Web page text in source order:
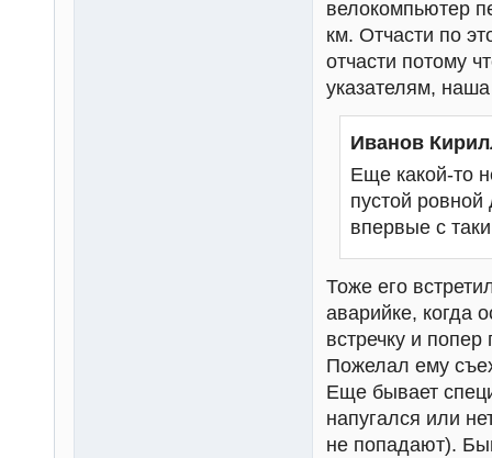
велокомпьютер
км. Отчасти по
отчасти потому
указателям,
Иванов
Еще какой-то
пустой
впервые с
Тоже его
аварийке, когда
встречку и
Пожелал ему
Еще бывает
напугался или
не попадают).